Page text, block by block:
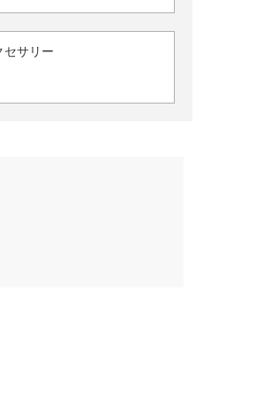
セサリー